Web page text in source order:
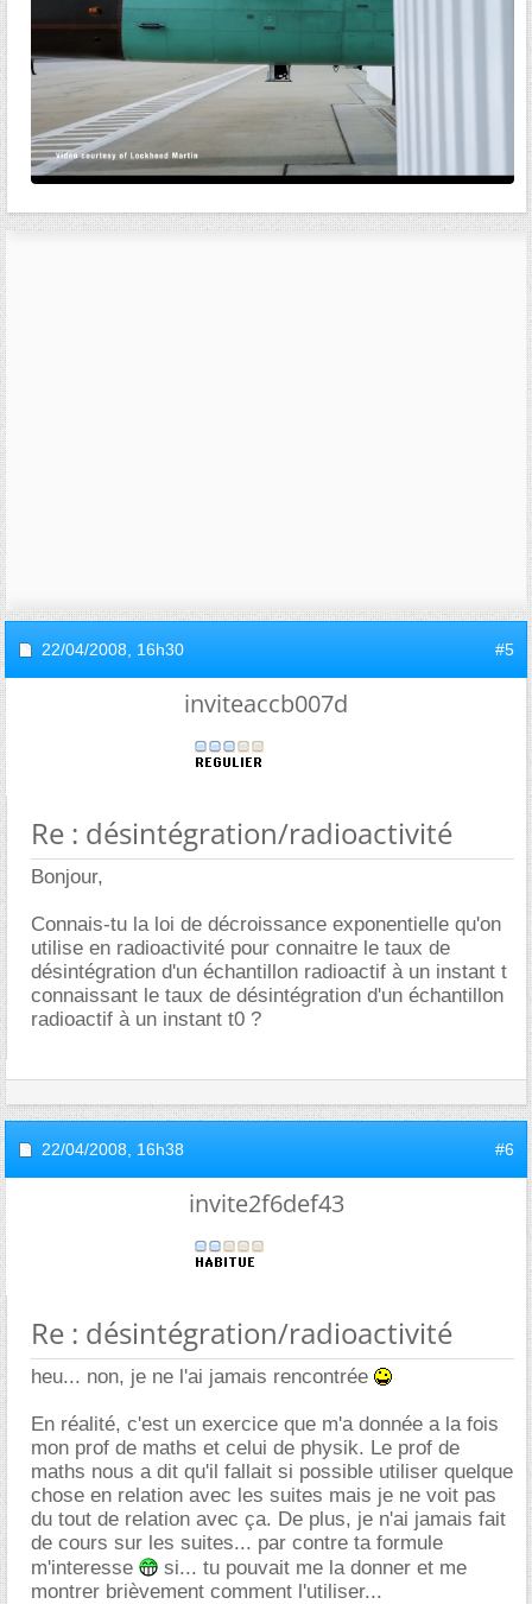
22/04/2008, 16h30 #5
inviteaccb007d
Re : désintégration/radioactivité
Bonjour,
Connais-tu la loi de décroissance exponentielle qu'on
utilise en radioactivité pour connaitre le taux de
désintégration d'un échantillon radioactif à un instant t
connaissant le taux de désintégration d'un échantillon
radioactif à un instant t0 ?
22/04/2008, 16h38 #6
invite2f6def43
Re : désintégration/radioactivité
heu... non, je ne l'ai jamais rencontrée
En réalité, c'est un exercice que m'a donnée a la fois
mon prof de maths et celui de physik. Le prof de
maths nous a dit qu'il fallait si possible utiliser quelque
chose en relation avec les suites mais je ne voit pas
du tout de relation avec ça. De plus, je n'ai jamais fait
de cours sur les suites... par contre ta formule
m'interesse
si... tu pouvait me la donner et me
montrer brièvement comment l'utiliser...